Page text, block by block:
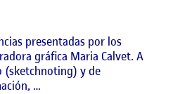
presentadas por los
gráfica Maria Calvet. A
(sketchnoting) y de
…